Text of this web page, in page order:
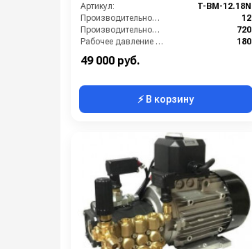
давления SVL17 170 бар, без
электрики)
Артикул:
T-BM-12.18N
Производительность (л/мин):
12
Производительность (л/ч):
720
Рабочее давление (бар):
180
Мощность (кВт):
49 000 руб.
⚡ В корзину